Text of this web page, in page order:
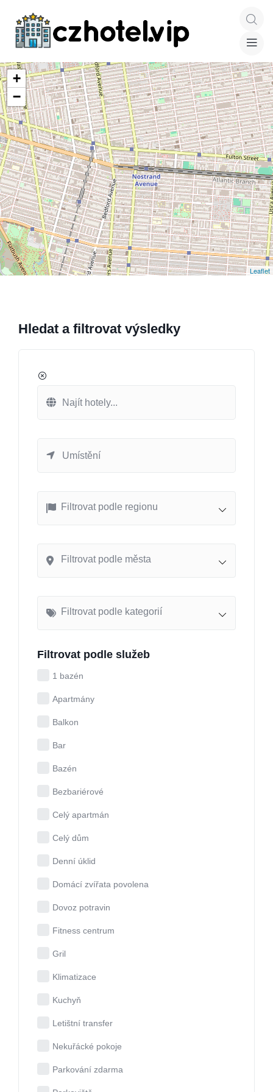
+
−
Leaflet
Hledat a filtrovat výsledky
Filtrovat podle regionu
Filtrovat podle města
Filtrovat podle kategorií
Filtrovat podle služeb
1 bazén
Apartmány
Balkon
Bar
Bazén
Bezbariérové
Celý apartmán
Celý dům
Denní úklid
Domácí zvířata povolena
Dovoz potravin
Fitness centrum
Gril
Klimatizace
Kuchyň
Letištní transfer
Nekuřácké pokoje
Parkování zdarma